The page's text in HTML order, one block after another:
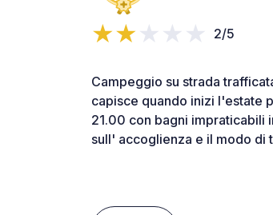
2/5
Campeggio su strada
capisce quando inizi l'estate
21.00 con bagni impraticabili
sull' accoglienza e il modo di